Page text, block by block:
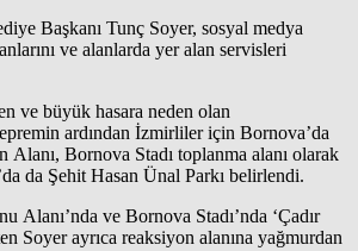
Başkanı Tunç Soyer, sosyal medya
ve alanlarda yer alan servisleri
ve büyük hasara neden olan
ardından İzmirliler için Bornova’da
Alanı, Bornova Stadı toplanma alanı olarak
da Şehit Hasan Ünal Parkı belirlendi.
Alanı’nda ve Bornova Stadı’nda ‘Çadır
Soyer ayrıca reaksiyon alanına yağmurdan